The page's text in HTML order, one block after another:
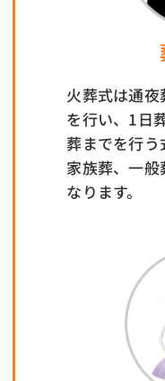
火葬式は通夜
を行い、1日
葬までを行う
家族葬、一
なります。